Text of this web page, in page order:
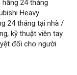
24 tháng
Heavy
24 tháng tại nhà /
kỹ thuật viên tay
đối cho người